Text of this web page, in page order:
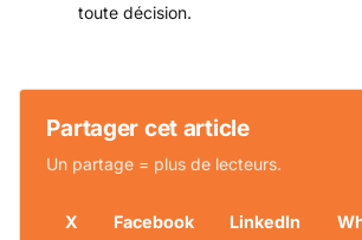
toute décision.
Partager cet article
Un partage = plus de lecteurs.
X Facebook LinkedIn